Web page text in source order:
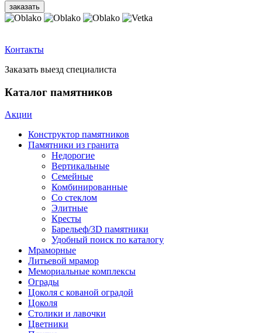
Контакты
Заказать выезд специалиста
Каталог памятников
Акции
Конструктор памятников
Памятники из гранита
Недорогие
Вертикальные
Семейные
Комбинированные
Со стеклом
Элитные
Кресты
Барельеф/3D памятники
Удобный поиск по каталогу
Мраморные
Литьевой мрамор
Мемориальные комплексы
Ограды
Цоколя с кованой оградой
Цоколя
Столики и лавочки
Цветники